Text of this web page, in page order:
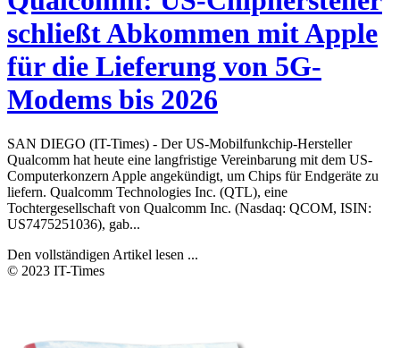
schließt Abkommen mit Apple
für die Lieferung von 5G-
Modems bis 2026
SAN DIEGO (IT-Times) - Der US-Mobilfunkchip-Hersteller
Qualcomm hat heute eine langfristige Vereinbarung mit dem US-
Computerkonzern Apple angekündigt, um Chips für Endgeräte zu
liefern. Qualcomm Technologies Inc. (QTL), eine
Tochtergesellschaft von Qualcomm Inc. (Nasdaq: QCOM, ISIN:
US7475251036), gab...
Den vollständigen Artikel lesen ...
© 2023 IT-Times